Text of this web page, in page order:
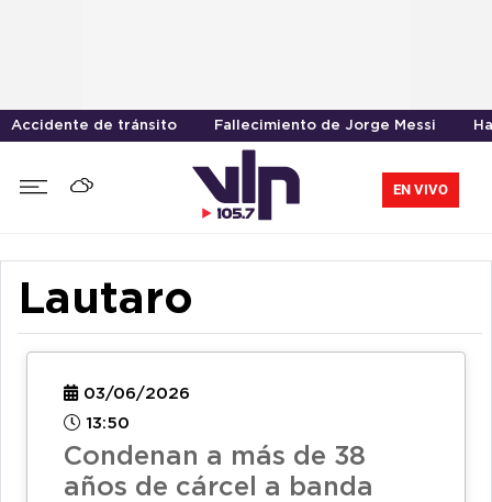
Accidente de tránsito Fallecimiento de Jorge Messi
EN VIVO
Lautaro
03/06/2026
13:50
Condenan a más de 38
años de cárcel a banda